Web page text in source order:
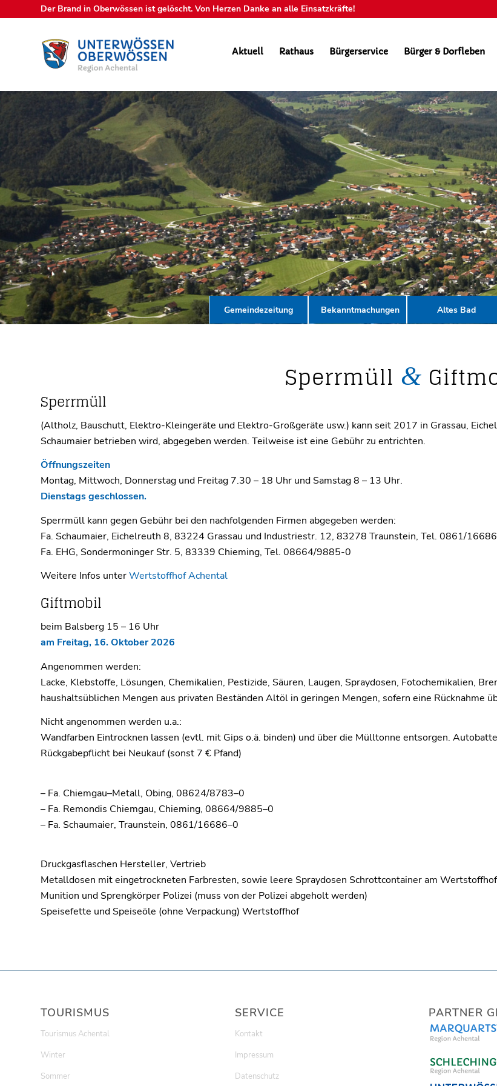
Der Brand in Oberwössen ist gelöscht. Von Herzen Danke an alle Einsatzkräfte!
Aktuell Rathaus Bürgerservice Bürger & Dorfleben
Gemeindezeitung Bekanntmachungen Altes Bad
Sperrmüll &
Sperrmüll
(Altholz, Bauschutt, Elektro-Kleingeräte und Elektro-Großgeräte usw.) kann seit 2017 in Grassau,
Schaumaier betrieben wird, abgegeben werden. Teilweise ist eine Gebühr zu entrichten.
Öffnungszeiten
Montag, Mittwoch, Donnerstag und Freitag 7.30 – 18 Uhr und Samstag 8 – 13 Uhr.
Dienstags geschlossen.
Sperrmüll kann gegen Gebühr bei den nachfolgenden Firmen abgegeben werden:
Fa. Schaumaier, Eichelreuth 8, 83224 Grassau und Industriestr. 12, 83278 Traunstein, Tel. 0861/
Fa. EHG, Sondermoninger Str. 5, 83339 Chieming, Tel. 08664/9885-0
Weitere Infos unterWertstoffhof Achental
Giftmobil
beim Balsberg 15 – 16 Uhr
am Freitag, 16. Oktober 2026
Angenommen werden:
Lacke, Klebstoffe, Lösungen, Chemikalien, Pestizide, Säuren, Laugen, Spraydosen, Fotochemikalien,
haushaltsüblichen Mengen aus privaten Beständen Altöl in geringen Mengen, sofern eine Rücknahme
Nicht angenommen werden u.a.:
Wandfarben Eintrocknen lassen (evtl. mit Gips o.ä. binden) und über die Mülltonne entsorgen.
Rückgabepflicht bei Neukauf (sonst 7 € Pfand)
– Fa. Chiemgau–Metall, Obing, 08624/8783–0
– Fa. Remondis Chiemgau, Chieming, 08664/9885–0
– Fa. Schaumaier, Traunstein, 0861/16686–0
Druckgasflaschen Hersteller, Vertrieb
Metalldosen mit eingetrockneten Farbresten, sowie leere Spraydosen Schrottcontainer am Wertstoffhof
Munition und Sprengkörper Polizei (muss von der Polizei abgeholt werden)
Speisefette und Speiseöle (ohne Verpackung) Wertstoffhof
TOURISMUS
Tourismus Achental
Winter
Sommer
SERVICE
Kontakt
Impressum
Datenschutz
PARTNER